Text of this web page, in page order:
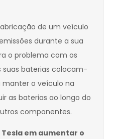
de um veículo
durante a sua
o problema com os
suas baterias colocam-
manter o veículo na
as baterias ao longo do
componentes.
em aumentar o